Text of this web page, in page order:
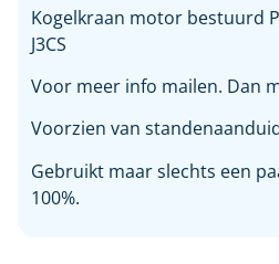
Kogelkraan motor bestuurd
J3CS
Voor meer info mailen. Dan
Voorzien van
Gebruikt maar slechts een
100%.